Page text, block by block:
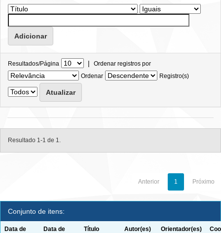
Resultados/Página | Ordenar registros por
Ordenar
Registro(s)
Resultado 1-1 de 1.
Anterior 1 Próximo
Conjunto de itens:
Data de
Data de
Título Autor(es) Orientador(es)